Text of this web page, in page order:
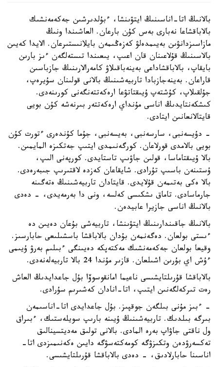
بالانىڭ اتا-اناسىنىڭ ايتۋىنشا، ءبۇلدىرشىن جەكەمەنشىك
بالاباقشاعا نەبارى بەس كۇن بارعان. العاشىندا ونىڭ
مازاسىزدانۋىن بەيىمدەلۋ كەزەڭىمەن بايلانىستىرعان. الايدا كەيىن
بالاسىنىڭ قۇلاعىنان قان اعىپ، يىعىندا تىستەلگەن ءىز بارىن
بايقاپ، بالاباقشاداعى بەينەباقىلاۋ كامەرالارىنىڭ جازباسىن
قاراعان. بەينەجازبادا تاربيەشىنىڭ بالانى قولىنان سۇيرەپ،
جۇلقىلاپ، كۇشتەپ ۇيىقتاتۋعا ارەكەتتەنگەنى كورىنەدى.
كىشكەنتايدىڭ اناسى مۇنداي ارەكەتتەر بىرنەشە كۇن بويى
قايتالانعانىن ايتادى.
- دۇيسەنبى، سارسەنبى، بەيسەنبى، جۇما كۇندەرى ءتورت كۇن
بويى بالامدى قورلاعان. كورگەنىمدى ايتىپ جەتكىزە المايمىن.
بالا ۇيىقتاماسا، قولىن جاۋىپ تاستايدى. كورپەنى الىپ،
ۇستىنەن باسىپ تۇرادى. شايقاعان كەزدە لاقتىرىپ جىبەرەدى.
بالا ەكى بەتىمەن قۇلايدى. قايتادان تاربيەشىنىڭ ەتەگىنە
جارماسادى. تاماق ىشكىسى كەلسە، ونى دا بەرمەيدى، - دەدى
بالانىڭ اناسى جازيرا عابيدەن.
بالانىڭ جاقىندارىنىڭ ايتۋىنشا، تاربيەشى بۇعان دەيىن دە
ءىستى بولعان. دەگەنمەن بۇدان بالاباقشا باسشىلىعى حابارسىز.
وقيعا بولعان جەكەمەنشىك مەكتەپكە دەيىنگى ءبىلىم بەرۋ ۇيىمى
ءۇش اي بۇرىن اشىلعان. قازىر مۇندا 24 بالا تاربيەلەنەدى.
بالاباقشا قۇرىلتايشىسى ناعيما امانقوسوۆا بۇل جاعدايدىڭ العاش
رەت تىركەلگەنىن ايتىپ، اتا-انادان كەشىرىم سۇرادى.
- ءبىز مۇنى بىلگەن جوقپىز. بۇل جاعدايدى اتا-اناسىمەن
بىرگە بىلدىك. تاربيەشىنىڭ ۇيىنە بارىپ سويلەستىك، ءبىراق
ول ناقتى جاۋاپ بەرە المادى. بالانى تولىق مەديتسينالىق
تەكسەرۋدەن وتكىزۋگە كومەكتەسۋگە دايىن ەكەنىمىزدى اتا-
اناسىنا حابارلادىق، - دەدى بالاباقشا قۇرىلتايشىسى.